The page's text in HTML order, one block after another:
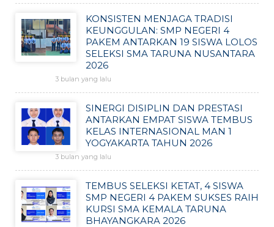
KONSISTEN MENJAGA TRADISI
KEUNGGULAN: SMP NEGERI 4
PAKEM ANTARKAN 19 SISWA LOLOS
SELEKSI SMA TARUNA NUSANTARA
2026
3 bulan yang lalu
SINERGI DISIPLIN DAN PRESTASI
ANTARKAN EMPAT SISWA TEMBUS
KELAS INTERNASIONAL MAN 1
YOGYAKARTA TAHUN 2026
3 bulan yang lalu
TEMBUS SELEKSI KETAT, 4 SISWA
SMP NEGERI 4 PAKEM SUKSES RAIH
KURSI SMA KEMALA TARUNA
BHAYANGKARA 2026